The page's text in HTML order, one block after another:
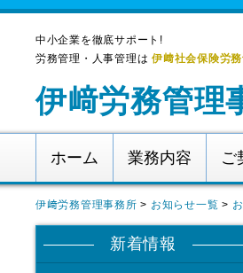
中小企業を徹底サポート!
労務管理・人事管理は伊﨑社会保険労
伊﨑労務管理
ホーム 業務内容 ご
伊﨑労務管理事務所 > お知らせ一覧 >
新着情報